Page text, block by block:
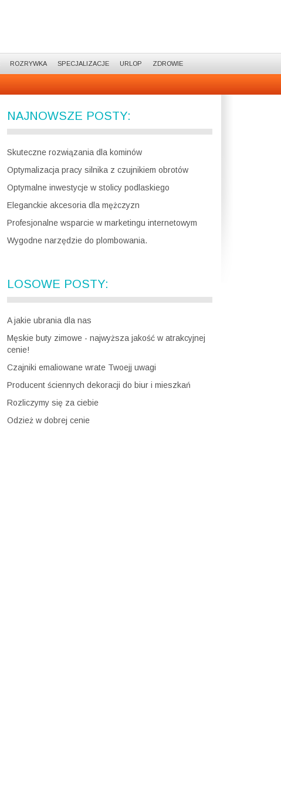
ROZRYWKA SPECJALIZACJE URLOP ZDROWIE
NAJNOWSZE POSTY:
Skuteczne rozwiązania dla kominów
Optymalizacja pracy silnika z czujnikiem obrotów
Optymalne inwestycje w stolicy podlaskiego
Eleganckie akcesoria dla mężczyzn
Profesjonalne wsparcie w marketingu internetowym
Wygodne narzędzie do plombowania.
LOSOWE POSTY:
A jakie ubrania dla nas
Męskie buty zimowe - najwyższa jakość w atrakcyjnej
cenie!
Czajniki emaliowane wrate Twoejj uwagi
Producent ściennych dekoracji do biur i mieszkań
Rozliczymy się za ciebie
Odzież w dobrej cenie